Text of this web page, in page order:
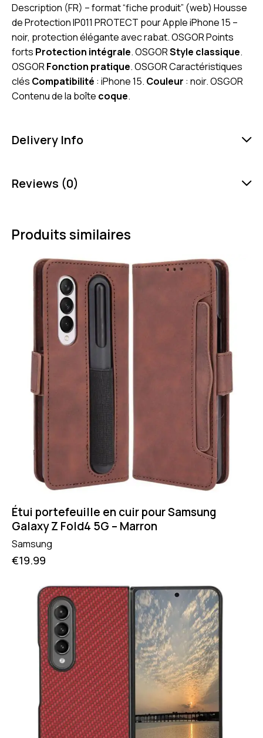
Description (FR) – format “fiche produit” (web) Housse
de Protection IP011 PROTECT pour Apple iPhone 15 –
noir, protection élégante avec rabat. OSGOR Points
forts Protection intégrale. OSGORStyle classique.
OSGORFonction pratique. OSGOR Caractéristiques
clés Compatibilité : iPhone 15. Couleur : noir. OSGOR
Contenu de la boîte coque.
Delivery Info
Reviews (0)
Produits similaires
Étui portefeuille en cuir pour Samsung
Galaxy Z Fold4 5G – Marron
Samsung
€19.99